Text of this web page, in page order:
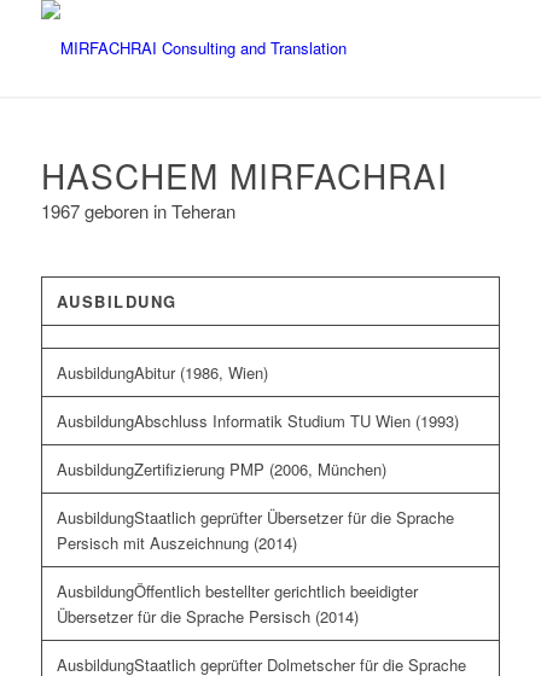
HASCHEM MIRFACHRAI
1967 geboren in Teheran
AUSBILDUNG
Abitur (1986, Wien)
Abschluss Informatik Studium TU Wien (1993)
Zertifizierung PMP (2006, München)
Staatlich geprüfter Übersetzer für die Sprache
Persisch mit Auszeichnung (2014)
Öffentlich bestellter gerichtlich beeidigter
Übersetzer für die Sprache Persisch (2014)
Staatlich geprüfter Dolmetscher für die Sprache